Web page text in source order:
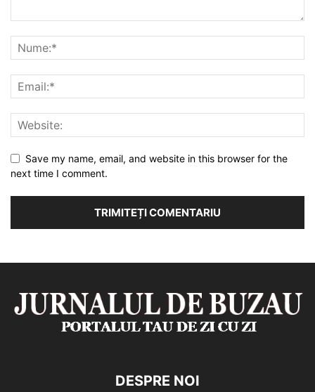
Save my name, email, and website in this browser for the
next time I comment.
DESPRE NOI